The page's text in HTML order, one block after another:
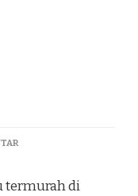
PADA
|
termurah di